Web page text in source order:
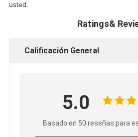
usted.
Ratings&
Calificación General
5.0
Basado en 50 reseñas para